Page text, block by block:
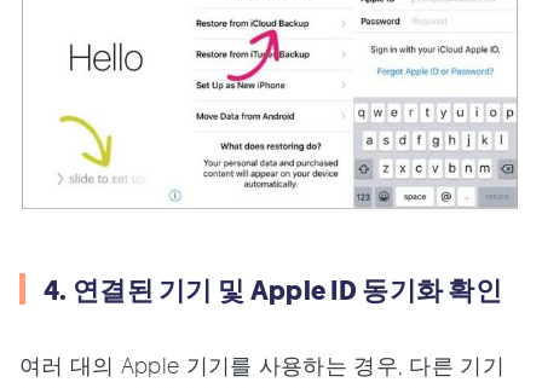
4. 연결된 기기 및 Apple ID 동기화 확인
여러 대의 Apple 기기를 사용하는 경우, 다른 기기